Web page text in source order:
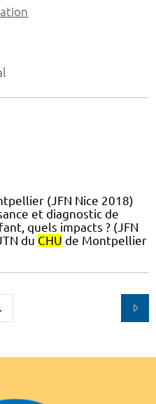
(JFN Nice 2018)
et diagnostic de
quels impacts ? (JFN
du CHU de Montpellier